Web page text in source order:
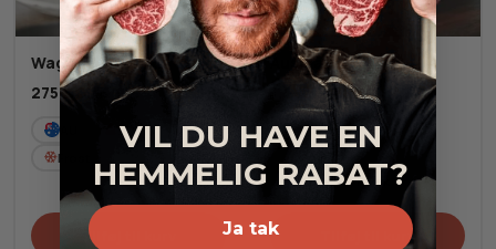
Wagyu Burger-kit
275,00
2pers.
Frost
Tilføj til kurv
Australsk Wagyu
Culotte MBS 8-9+
1.098,50
1.293,50 kr.
AU Fersk
Tilføj til kurv
VIL DU HAVE EN
HEMMELIG RABAT?
Ja tak